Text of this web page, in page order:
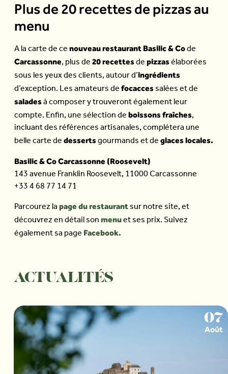
Plus de 20 recettes de pizzas au
menu
A la carte de ce nouveau restaurant Basilic & Code
Carcassonne, plus de 20 recettesde pizzasélaborées
sous les yeux des clients, autour d’ingrédients
d’exception. Les amateurs de focaccessalées et de
saladesà composer y trouveront également leur
compte. Enfin, une sélection de boissons fraîches,
incluant des références artisanales, complétera une
belle carte de dessertsgourmands et de glaces locales.
Basilic & Co Carcassonne (Roosevelt)
143 avenue Franklin Roosevelt, 11000 Carcassonne
+33 4 68 77 14 71
Parcourez la page du restaurantsur notre site, et
découvrez en détail son menuet ses prix. Suivez
également sa page Facebook.
ACTUALITÉS
07
Août